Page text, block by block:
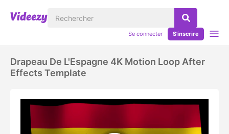
Se connecter S'inscrire
Drapeau De L'Espagne 4K Motion Loop After
Effects Template